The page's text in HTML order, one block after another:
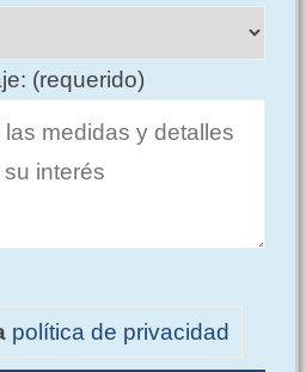
(requerido)
política de privacidad